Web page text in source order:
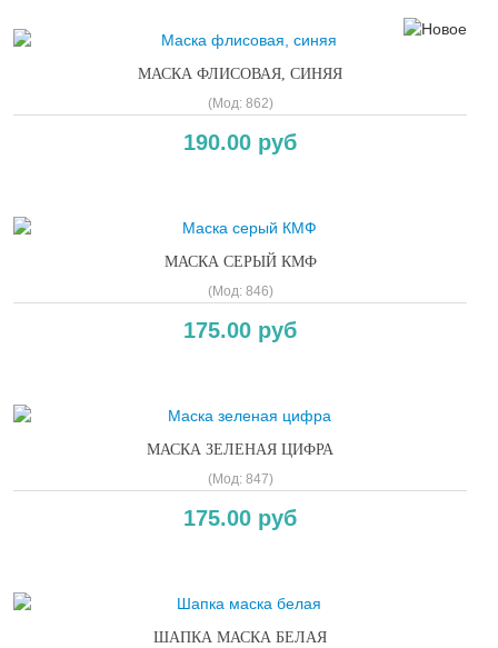
МАСКА ФЛИСОВАЯ, СИНЯЯ
(Мод: 862)
190.00 руб
МАСКА СЕРЫЙ КМФ
(Мод: 846)
175.00 руб
МАСКА ЗЕЛЕНАЯ ЦИФРА
(Мод: 847)
175.00 руб
ШАПКА МАСКА БЕЛАЯ